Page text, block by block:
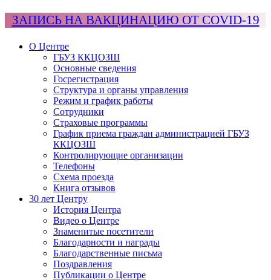
ЗАПИСЬ НА ВАКЦИНАЦИЮ ОТ COVID-19
О Центре
ГБУЗ ККЦОЗШ
Основные сведения
Госрегистрация
Структура и органы управления
Режим и график работы
Сотрудники
Страховые программы
График приема граждан администрацией ГБУЗ
ККЦОЗШ
Контролирующие организации
Телефоны
Схема проезда
Книга отзывов
30 лет Центру
История Центра
Видео о Центре
Знаменитые посетители
Благодарности и награды
Благодарственные письма
Поздравления
Публикации о Центре